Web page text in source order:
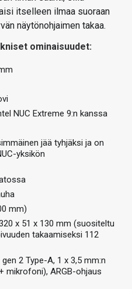
itselleen ilmaa suoraan
näytönohjaimen takaa.
ominaisuudet:
NUC Extreme 9:n kanssa
jää tyhjäksi ja on
yksikön
mm)
x 51 x 130 mm (suositeltu
takaamiseksi 112
2 Type-A, 1 x 3,5 mm:n
mikrofoni), ARGB-ohjaus